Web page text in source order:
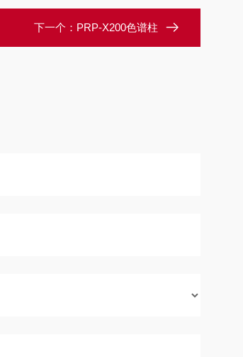
下一个： PRP-X200色谱柱